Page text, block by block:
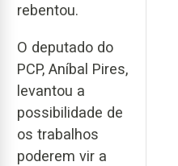
rebentou.
O deputado do
PCP, Aníbal Pires,
levantou a
possibilidade de
os trabalhos
poderem vir a